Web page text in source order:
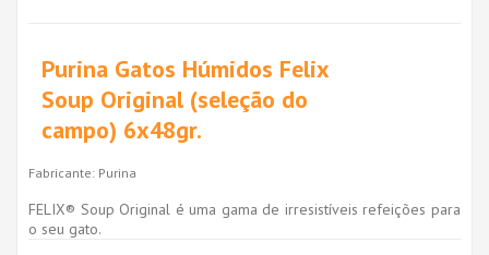
Purina Gatos Húmidos Felix
Soup Original (seleção do
campo) 6x48gr.
Fabricante: Purina
FELIX® Soup Original é uma gama de irresistíveis refeições para
o seu gato.